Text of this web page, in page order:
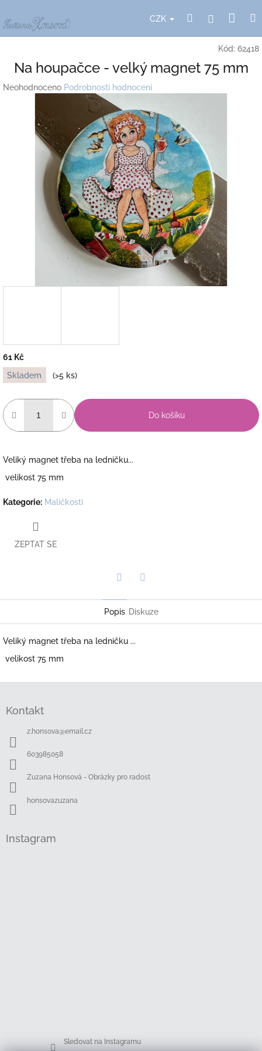
na
obsah
CZK HledatPřihlášení
Kód: 62418
Na houpačce - velký magnet 75 mm
Průměrné
produktu
Neohodnoceno Podrobnosti hodnocení
61 Kč
Měrná
cena:
Skladem (>5 ks)
Do košíku
Veliký magnet třeba na ledničku...
velikost 75 mm
Kategorie: Maličkosti
ZEPTAT SE
Popis Diskuze
Veliký magnet třeba na ledničku ...
velikost 75 mm
Kontakt
z.honsova@email.cz
603985058
Zuzana Honsová - Obrázky pro radost
honsovazuzana
Instagram
Sledovat na Instagramu